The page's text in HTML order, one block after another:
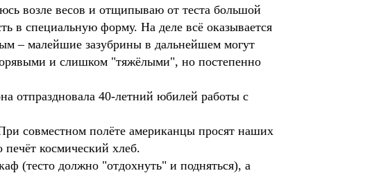
возле весов и отщипываю от теста большой
в специальную форму. На деле всё оказывается
– малейшие зазубрины в дальнейшем могут
и слишком "тяжёлыми", но постепенно
отпраздновала 40-летний юбилей работы с
совместном полёте американцы просят наших
космический хлеб.
(тесто должно "отдохнуть" и подняться), а